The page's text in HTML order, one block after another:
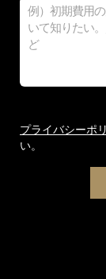
プライバシーポ
い。